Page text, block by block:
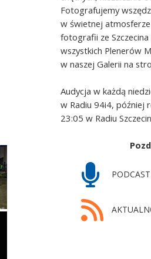
Fotografujemy
w świetnej
fotografii ze
wszystkich Plenerów
w naszej Galerii na
Audycja w każdą
w Radiu 94i4, później
23:05 w Radiu